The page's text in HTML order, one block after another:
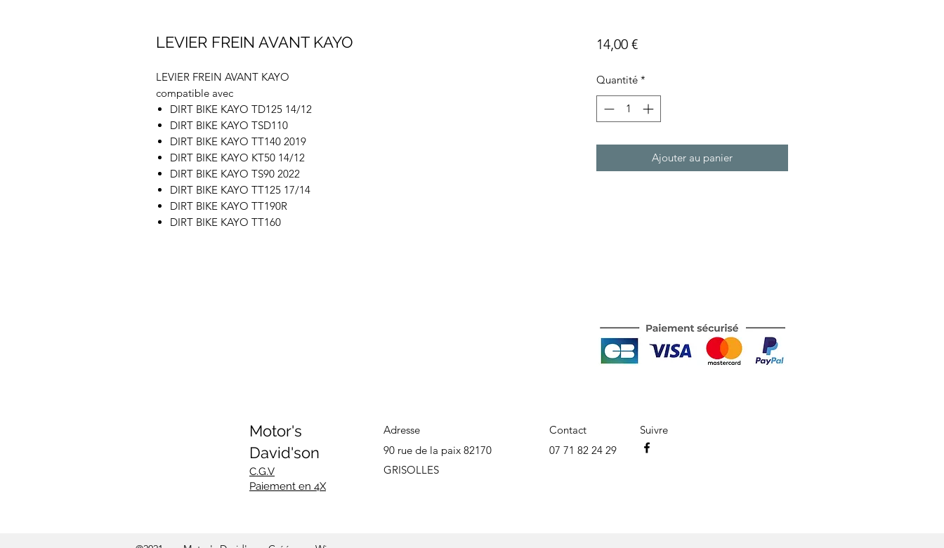
LEVIER FREIN AVANT KAYO
LEVIER FREIN AVANT KAYO
compatible avec
DIRT BIKE KAYO TD125 14/12
DIRT BIKE KAYO TSD110
DIRT BIKE KAYO TT140 2019
DIRT BIKE KAYO KT50 14/12
DIRT BIKE KAYO TS90 2022
DIRT BIKE KAYO TT125 17/14
DIRT BIKE KAYO TT190R
DIRT BIKE KAYO TT160
14,00 €Prix
Quantité *
Ajouter au panier
Motor's
David'son
C.G.V
Paiement en 4X
Adresse
90 rue de la paix 82170
GRISOLLES
Contact
07 71 82 24 29
Suivre